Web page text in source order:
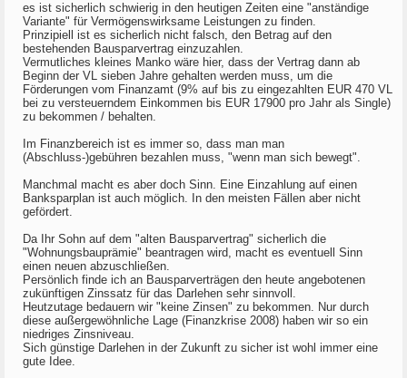
es ist sicherlich schwierig in den heutigen Zeiten eine "anständige
Variante" für Vermögenswirksame Leistungen zu finden.
Prinzipiell ist es sicherlich nicht falsch, den Betrag auf den
bestehenden Bausparvertrag einzuzahlen.
Vermutliches kleines Manko wäre hier, dass der Vertrag dann ab
Beginn der VL sieben Jahre gehalten werden muss, um die
Förderungen vom Finanzamt (9% auf bis zu eingezahlten EUR 470 VL
bei zu versteuerndem Einkommen bis EUR 17900 pro Jahr als Single)
zu bekommen / behalten.
Im Finanzbereich ist es immer so, dass man man
(Abschluss-)gebühren bezahlen muss, "wenn man sich bewegt".
Manchmal macht es aber doch Sinn. Eine Einzahlung auf einen
Banksparplan ist auch möglich. In den meisten Fällen aber nicht
gefördert.
Da Ihr Sohn auf dem "alten Bausparvertrag" sicherlich die
"Wohnungsbauprämie" beantragen wird, macht es eventuell Sinn
einen neuen abzuschließen.
Persönlich finde ich an Bausparverträgen den heute angebotenen
zukünftigen Zinssatz für das Darlehen sehr sinnvoll.
Heutzutage bedauern wir "keine Zinsen" zu bekommen. Nur durch
diese außergewöhnliche Lage (Finanzkrise 2008) haben wir so ein
niedriges Zinsniveau.
Sich günstige Darlehen in der Zukunft zu sicher ist wohl immer eine
gute Idee.